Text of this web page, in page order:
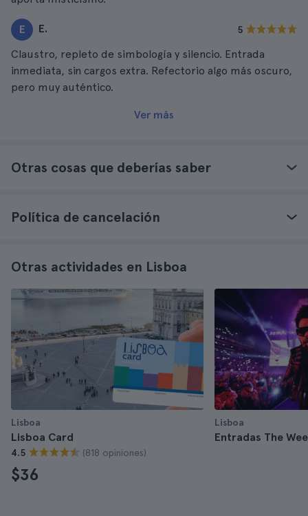
E E. 5
Claustro, repleto de simbología y silencio. Entrada
inmediata, sin cargos extra. Refectorio algo más oscuro,
pero muy auténtico.
Ver más
Otras cosas que deberías saber
Política de cancelación
Otras actividades en Lisboa
Lisboa
Lisboa Card
4.5 (818 opiniones)
$36
Lisboa
Entradas The